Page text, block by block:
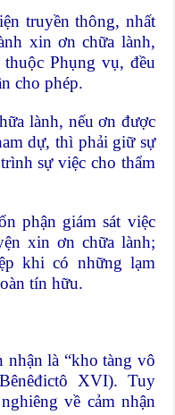
truyền thông, nhất
xin ơn chữa lành,
Phụng vụ, đều
cho phép.
lành, nếu ơn được
dự, thì phải giữ sự
sự việc cho thẩm
phận giám sát việc
xin ơn chữa lành;
khi có những lạm
tín hữu.
là “kho tàng vô
XVI). Tuy
về cảm nhận